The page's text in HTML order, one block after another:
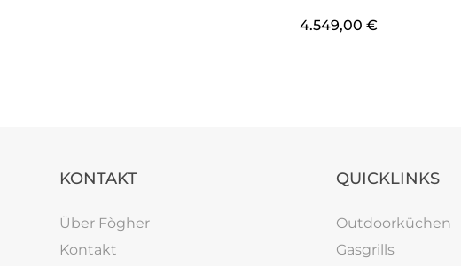
4.549,00€
KONTAKT
Über Fògher
Kontakt
QUICKLINKS
Outdoorküchen
Gasgrills